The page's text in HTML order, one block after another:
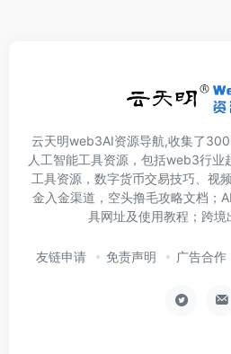
云天明web3AI资源导航,收集了
人工智能工具资源，包括web3行业
工具资源，数字货币交易技巧、视
金入金渠道，空头撸毛攻略文档；
具网址及使用教程；跨境
友链申请 免责声明 广告合作